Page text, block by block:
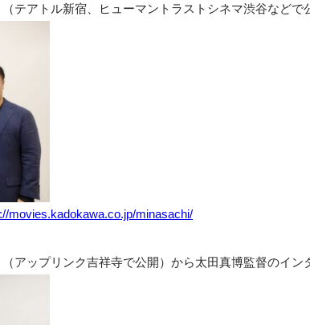
テアトル新宿、ヒューマントラストシネマ渋谷などで
movies.kadokawa.co.jp/minasachi/
アップリンク吉祥寺で公開）から太田真博監督のイン